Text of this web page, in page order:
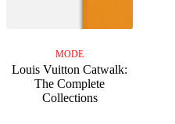
MODE
Louis Vuitton Catwalk:
The Complete
Collections